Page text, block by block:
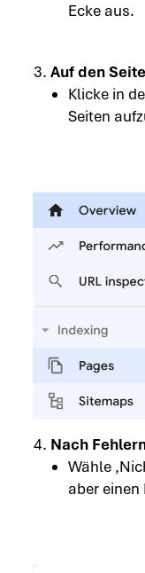
Ecke aus.
Auf den
Klicke in
Seiten
Nach
Wähle
aber einen